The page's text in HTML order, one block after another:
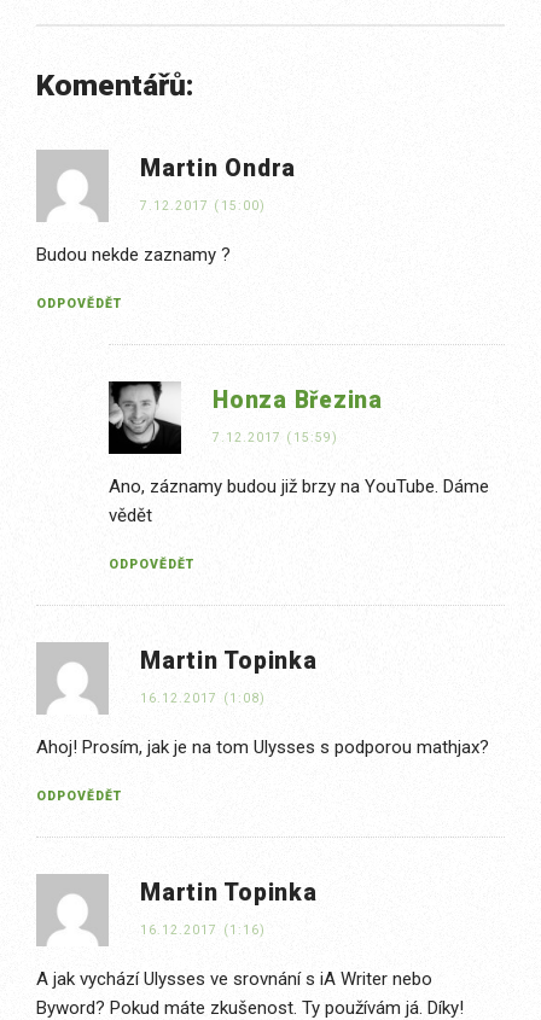
Komentářů:
Martin Ondra
7.12.2017 (15:00)
Budou nekde zaznamy ?
ODPOVĚDĚT
Honza Březina
7.12.2017 (15:59)
Ano, záznamy budou již brzy na YouTube. Dáme
vědět
ODPOVĚDĚT
Martin Topinka
16.12.2017 (1:08)
Ahoj! Prosím, jak je na tom Ulysses s podporou mathjax?
ODPOVĚDĚT
Martin Topinka
16.12.2017 (1:16)
A jak vychází Ulysses ve srovnání s iA Writer nebo
Byword? Pokud máte zkušenost. Ty používám já. Díky!